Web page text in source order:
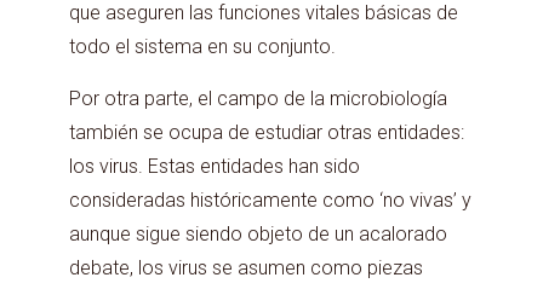
que aseguren las funciones vitales básicas de
todo el sistema en su conjunto.
Por otra parte, el campo de la microbiología
también se ocupa de estudiar otras entidades:
los virus. Estas entidades han sido
consideradas históricamente como ‘no vivas’ y
aunque sigue siendo objeto de un acalorado
debate, los virus se asumen como piezas